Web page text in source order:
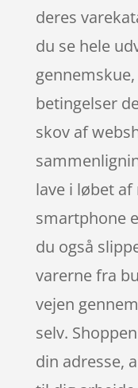
deres
du se hele
betingelser
skov af
lave i løbet
smartphone
du også
varerne fra
vejen
selv.
din adresse,